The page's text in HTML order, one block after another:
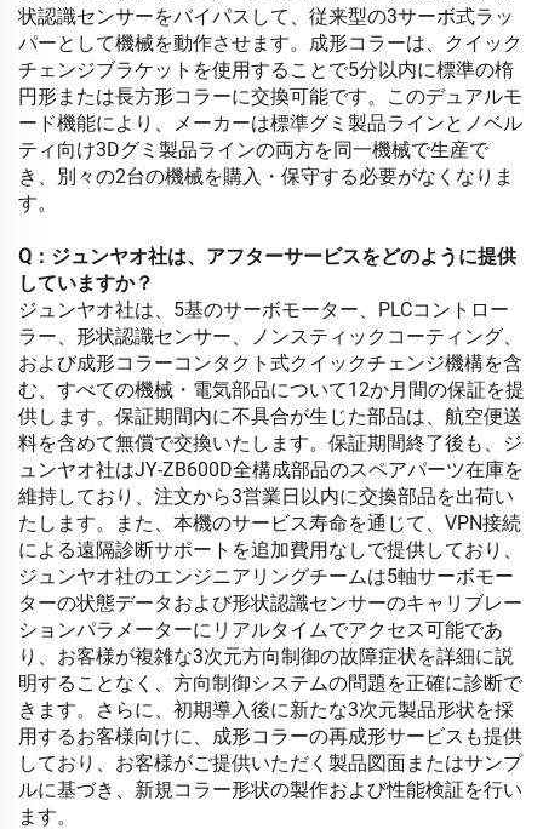
状認識センサーをバイパスして、従来型の3サーボ式ラッ
パーとして機械を動作させます。成形コラーは、クイック
チェンジブラケットを使用することで5分以内に標準の楕
円形または長方形コラーに交換可能です。このデュアルモ
ード機能により、メーカーは標準グミ製品ラインとノベル
ティ向け3Dグミ製品ラインの両方を同一機械で生産で
き、別々の2台の機械を購入・保守する必要がなくなりま
す。
Q：ジュンヤオ社は、アフターサービスをどのように提供
していますか？
ジュンヤオ社は、5基のサーボモーター、PLCコントロー
ラー、形状認識センサー、ノンスティックコーティング、
および成形コラーコンタクト式クイックチェンジ機構を含
む、すべての機械・電気部品について12か月間の保証を提
供します。保証期間内に不具合が生じた部品は、航空便送
料を含めて無償で交換いたします。保証期間終了後も、ジ
ュンヤオ社はJY-ZB600D全構成部品のスペアパーツ在庫を
維持しており、注文から3営業日以内に交換部品を出荷い
たします。また、本機のサービス寿命を通じて、VPN接続
による遠隔診断サポートを追加費用なしで提供しており、
ジュンヤオ社のエンジニアリングチームは5軸サーボモー
ターの状態データおよび形状認識センサーのキャリブレー
ションパラメーターにリアルタイムでアクセス可能であ
り、お客様が複雑な3次元方向制御の故障症状を詳細に説
明することなく、方向制御システムの問題を正確に診断で
きます。さらに、初期導入後に新たな3次元製品形状を採
用するお客様向けに、成形コラーの再成形サービスも提供
しており、お客様がご提供いただく製品図面またはサンプ
ルに基づき、新規コラー形状の製作および性能検証を行い
ます。